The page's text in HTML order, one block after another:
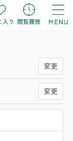
変更
変更